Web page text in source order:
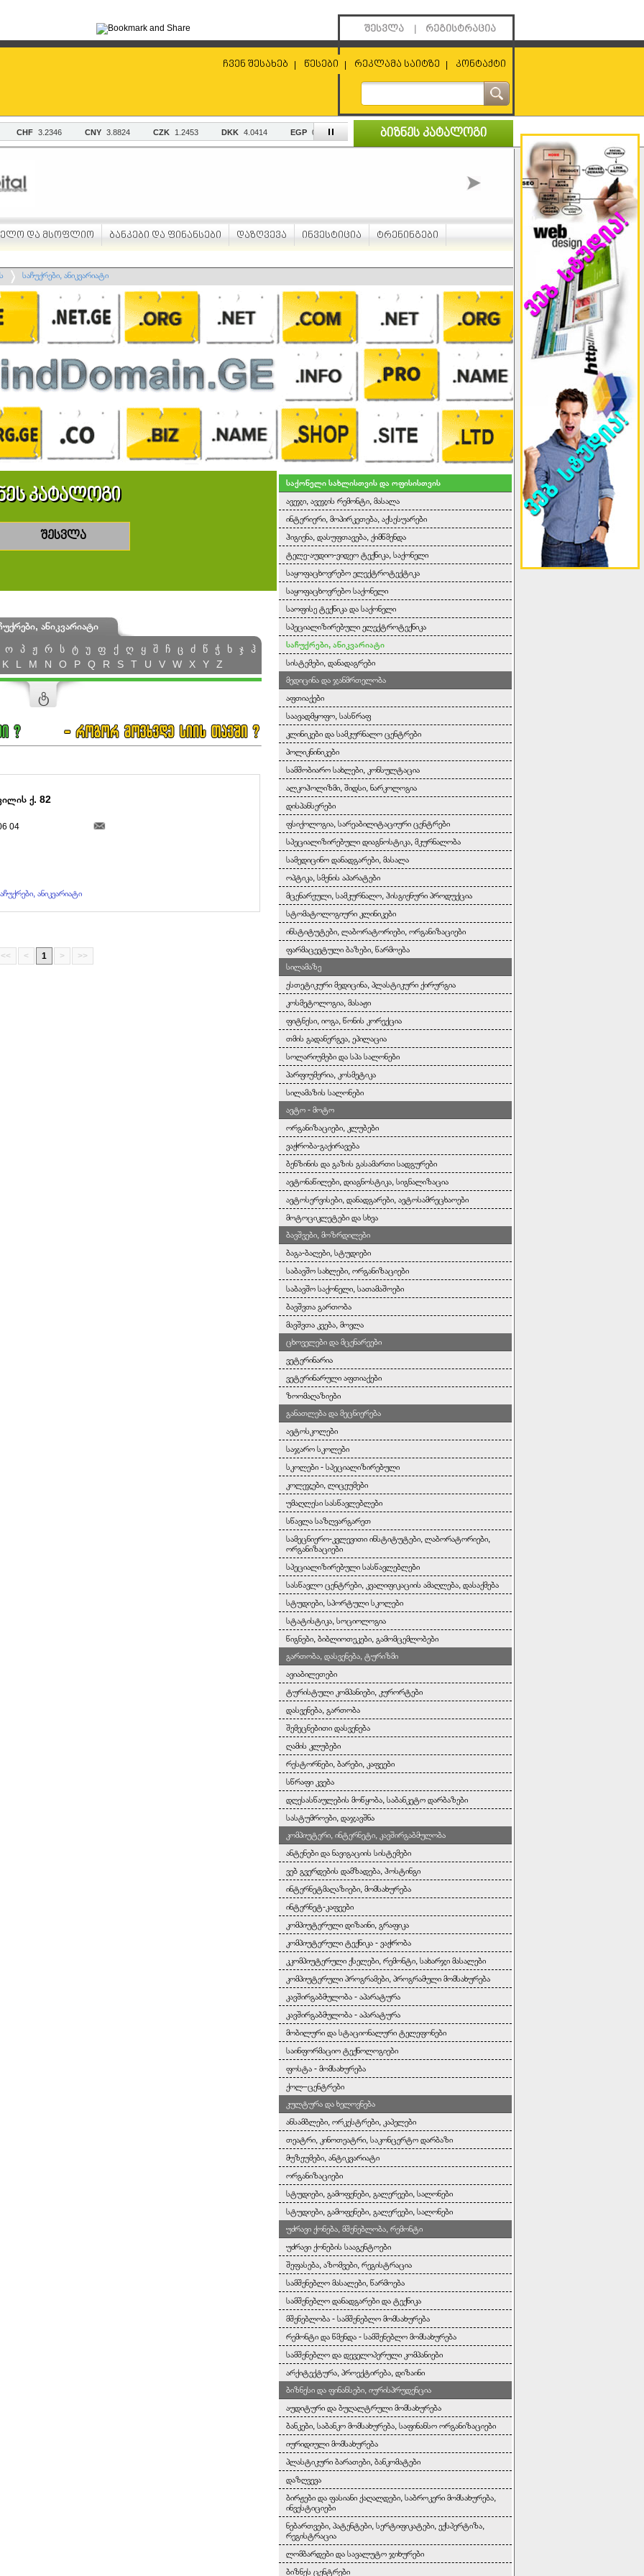
შესვლა რეგისტრაცია
ჩვენ შესახებ წესები რეკლამა საიტზე კონტაქტი
ბიზნეს კატალოგი
და მსოფლიო ბანკები და ფინანსები დაზღვევა ინვესტიცია ტრენინგები
საჩუქრები, ანიკვარიატი
კატალოგი
შესვლა
ანიკვარიატი
ო
პ ჟ რ ს ტ უ ფ ქ ღ ყ შ ჩ ც ძ წ ჭ ხ ჯ
ჰ
K
L M N O P Q R S T U V W X Y Z
ტ
ქ. 82
04
ანიკვარიატი
<< < 1 > >>
საქონელი სახლისთვის და ოფისისთვის
ავეჯი, ავეჯის რემონტი, მასალა
ინტერიერი, მოპირკეთება, აქსესუარები
ჰიგიენა, დასუფთავება, ქიმწმენდა
ტელე-აუდიო-ვიდეო ტექნიკა, საქონელი
საყოფაცხოვრებო ელექტროტექტიკა
საყოფაცხოვრებო საქონელი
საოფისე ტექნიკა და საქონელი
სპეციალიზირებული ელექტროტექნიკა
საჩუქრები, ანიკვარიატი
სისტემები, დანადაგრები
მედიცინა და ჯანმრთელობა
აფთიაქები
საავადმყოფო, სასწრაფ
კლინიკები და სამკურნალო ცენტრები
პოლიკნინიკები
სამშობიარო სახლები, კონსულტაცია
ალკოჰოლიზმი, შიდსი, ნარკოლოგია
დისპანსერები
ფსიქოლოგია, სარეაბილიტაციური ცენტრები
სპეციალიზირებული დიაგნოსტიკა, მკურნალობა
სამედიცინო დანადგარები, მასალა
ოპტიკა, სმენის აპარატები
მცენარეული, სამკურნალო, ჰისგიენური პროდუქცია
სტომატოლოგიური კლინიკები
ინსტიტუტები, ლაბორატორიები, ორგანიზაციები
ფარმაცევტული ბაზები, წარმოება
სილამაზე
ესთეტიკური მედიცინა, პლასტიკური ქირურგია
კოსმეტოლოგია, მასაჟი
ფიტნესი, იოგა, წონის კორექცია
თმის გადანერგვა, ეპილაცია
სოლარიუმები და სპა სალონები
პარფიუმერია, კოსმეტიკა
სილამაზის სალონები
ავტო - მოტო
ორგანიზაციები, კლუბები
ვაჭრობა-გაქირავება
ბენზინის და გაზის გასამართი სადგურები
ავტონაწილები, დიაგნოსტიკა, სიგნალიზაცია
ავტოსერვისები, დანადგარები, ავტოსამრეცხაოები
მოტოციკლეტები და სხვა
ბავშვები, მოზრდილები
ბაგა-ბაღები, სტუდიები
საბავშო სახლები, ორგანიზაციები
საბავშო საქონელი, სათამაშოები
ბავშვთა გართობა
მავშვთა კვება, მოვლა
ცხოველები და მცენარეები
ვეტერინარია
ვეტერინარული აფთიაქები
ზოომაღაზიები
განათლება და მეცნიერება
ავტოსკოლები
საჯარო სკოლები
სკოლები - სპეციალიზირებული
კოლეჯები, ლიცეუმები
უმაღლესი სასწავლებლები
სწავლა საზღვარგარეთ
სამეცნიერო-კვლევითი ინსტიტუტები, ლაბორატორიები,
ორგანიზაციები
სპეციალიზირებული სასწავლებლები
სასწავლო ცენტრები, კვალიფიკაციის ამაღლება, დასაქმება
სტუდიები, სპორტული სკოლები
სტატისტიკა, სოციოლოგია
წიგნები, ბიბლიოთეკები, გამომცემლობები
გართობა, დასვენება, ტურიზმი
ავიაბილეთები
ტურისტული კომპანიები, კურორტები
დასვენება, გართობა
შემეცნებითი დასვენება
ღამის კლუბები
რესტორნები, ბარები, კაფეები
სწრაფი კვება
დღესასწაულების მოწყობა, საბანკეტო დარბაზები
სასტუმროები, დაჯავშნა
კომპიუტერი, ინტერნეტი, კავშირგაბმულობა
ანტენები და ნავიგაციის სისტემები
ვებ გვერდების დამზადება, ჰოსტინგი
ინტერნეტმაღაზიები, მომსახურება
ინტერნეტ-კაფეები
კომპიუტერული დიზაინი, გრაფიკა
კომპიუტერული ტექნიკა - ვაჭრობა
კკომპიუტერული ქსელები, რემონტი, სახარჯი მასალები
კომპიუტერული პროგრამები, პროგრამული მომსახურება
კავშირგაბმულობა - აპარატურა
კავშირგაბმულობა - აპარატურა
მობილური და სტაციონალური ტელეფონები
საინფორმაციო ტექნოლოგიები
ფოსტა - მომსახურება
ქოლ–ცენტრები
კულტურა და ხელოვნება
ანსამბლები, ორკესტრები, კაპელები
თეატრი, კინოთეატრი, საკონცერტო დარბაზი
მუზეუმები, ანტიკვარიატი
ორგანიზაციები
სტუდიები, გამოფენები, გალერეები, სალონები
სტუდიები, გამოფენები, გალერეები, სალონები
უძრავი ქონება, მშენებლობა, რემონტი
უძრავი ქონების სააგენტოები
შეფასება, აზომვები, რეგისტრაცია
სამშენებლო მასალები, წარმოება
სამშენებლო დანადგარები და ტექნიკა
მშენებლობა - სამშენებლო მომსახურება
რემონტი და წმენდა - სამშენებლო მომსახურება
სამშენებლო და დეველოპერული კომპანიები
არქიტექტურა, პროექტირება, დიზაინი
ბიზნესი და ფინანსები, იურისპრუდენცია
აუდიტური და ბუღალტრული მომსახურება
ბანკები, საბანკო მომსახურება, საფინანსო ორგანიზაციები
იურიდიული მომსახურება
პლასტიკური ბარათები, ბანკომატები
დაზღვევა
ბირჟები და ფასიანი ქაღალდები, საბროკერი მომსახურება,
ინვესტიციები
ნებართვები, პატენტები, სერტიფიკატები, ექსპერტიზა,
რეგისტრაცია
ლომბარდები და სავალუტო ჯიხურები
ბიზნეს ცენტრები